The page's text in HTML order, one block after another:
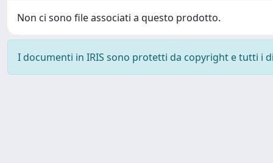
Non ci sono file associati a questo prodotto.
I documenti in IRIS sono protetti da copyright e tutti i